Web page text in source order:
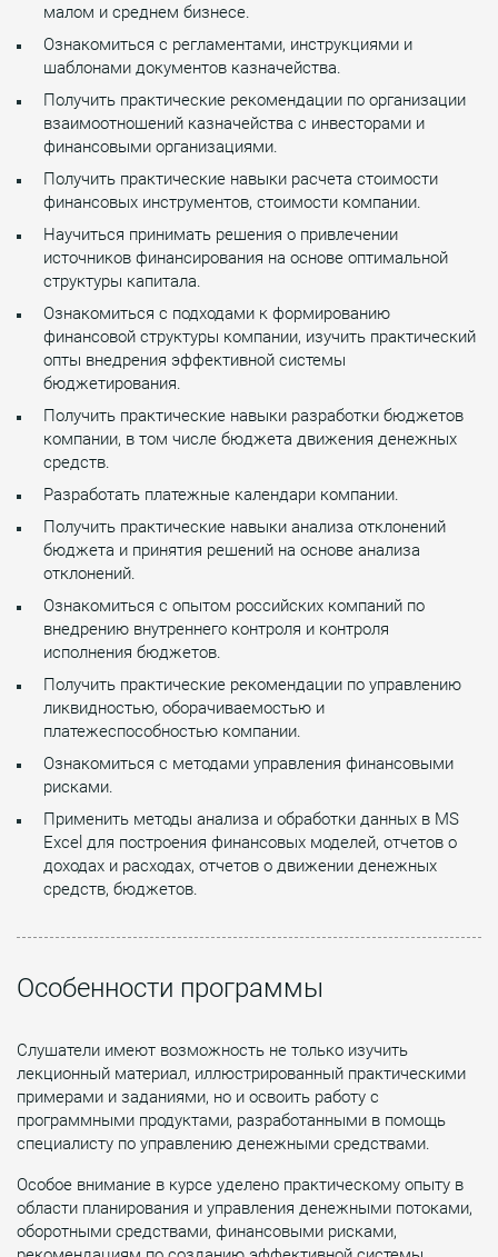
малом и среднем бизнесе.
Ознакомиться с регламентами, инструкциями и
шаблонами документов казначейства.
Получить практические рекомендации по организации
взаимоотношений казначейства с инвесторами и
финансовыми организациями.
Получить практические навыки расчета стоимости
финансовых инструментов, стоимости компании.
Научиться принимать решения о привлечении
источников финансирования на основе оптимальной
структуры капитала.
Ознакомиться с подходами к формированию
финансовой структуры компании, изучить практический
опты внедрения эффективной системы
бюджетирования.
Получить практические навыки разработки бюджетов
компании, в том числе бюджета движения денежных
средств.
Разработать платежные календари компании.
Получить практические навыки анализа отклонений
бюджета и принятия решений на основе анализа
отклонений.
Ознакомиться с опытом российских компаний по
внедрению внутреннего контроля и контроля
исполнения бюджетов.
Получить практические рекомендации по управлению
ликвидностью, оборачиваемостью и
платежеспособностью компании.
Ознакомиться с методами управления финансовыми
рисками.
Применить методы анализа и обработки данных в MS
Excel для построения финансовых моделей, отчетов о
доходах и расходах, отчетов о движении денежных
средств, бюджетов.
Особенности программы
Слушатели имеют возможность не только изучить
лекционный материал, иллюстрированный практическими
примерами и заданиями, но и освоить работу с
программными продуктами, разработанными в помощь
специалисту по управлению денежными средствами.
Особое внимание в курсе уделено практическому опыту в
области планирования и управления денежными потоками,
оборотными средствами, финансовыми рисками,